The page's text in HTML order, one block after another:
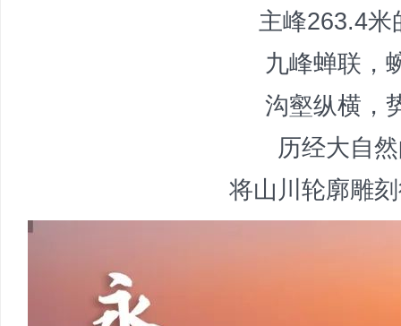
主峰263.4米
九峰蝉联，
沟壑纵横，
历经大自
将山川轮廓雕